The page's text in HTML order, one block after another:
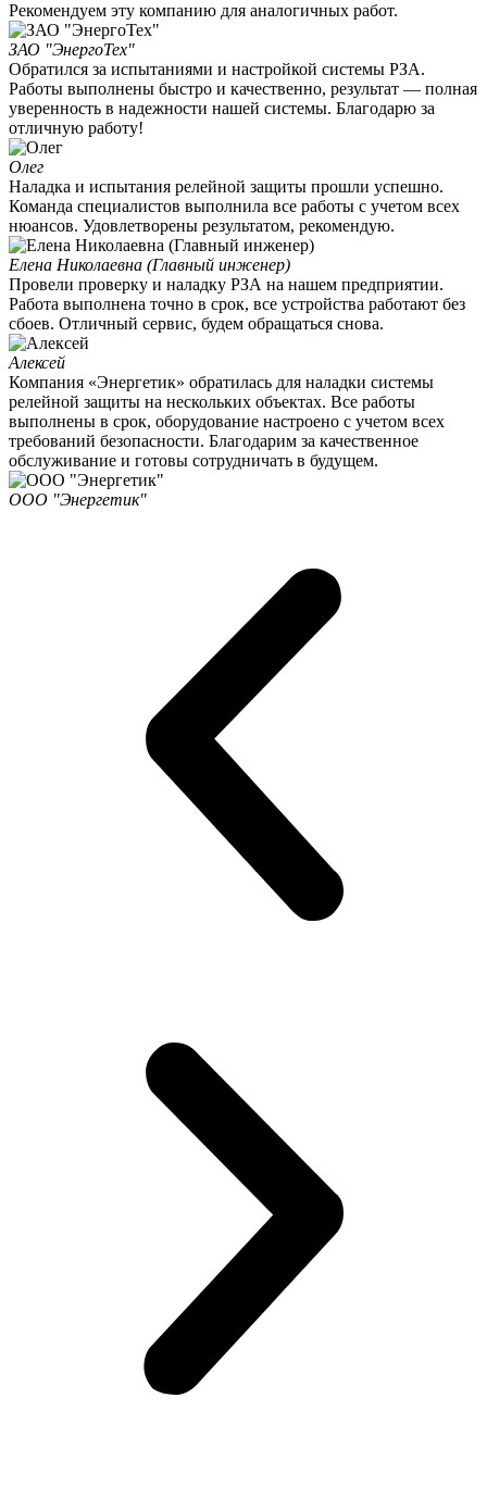
Рекомендуем эту компанию для аналогичных работ.
ЗАО "ЭнергоТех"
Обратился за испытаниями и настройкой системы РЗА.
Работы выполнены быстро и качественно, результат — полная
уверенность в надежности нашей системы. Благодарю за
отличную работу!
Олег
Наладка и испытания релейной защиты прошли успешно.
Команда специалистов выполнила все работы с учетом всех
нюансов. Удовлетворены результатом, рекомендую.
Елена Николаевна (Главный инженер)
Провели проверку и наладку РЗА на нашем предприятии.
Работа выполнена точно в срок, все устройства работают без
сбоев. Отличный сервис, будем обращаться снова.
Алексей
Компания «Энергетик» обратилась для наладки системы
релейной защиты на нескольких объектах. Все работы
выполнены в срок, оборудование настроено с учетом всех
требований безопасности. Благодарим за качественное
обслуживание и готовы сотрудничать в будущем.
ООО "Энергетик"